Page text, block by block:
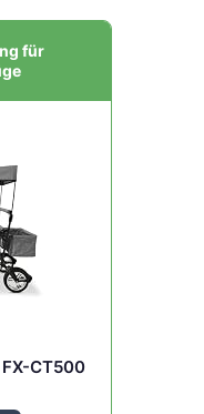
für
CT500